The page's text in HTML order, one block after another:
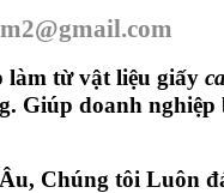
làm từ vật liệu giấy
Giúp doanh
Chúng tôi Luôn